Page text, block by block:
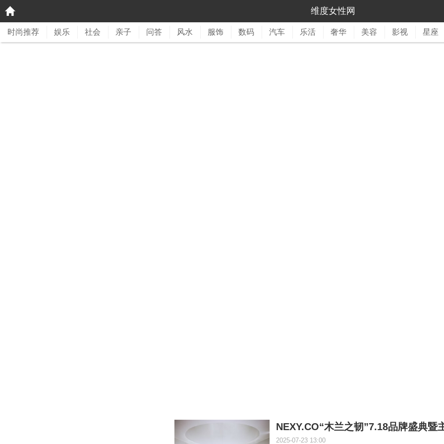
维度女性网
时尚推荐 娱乐 社会 亲子 问答 风水 服饰 数码 汽车 乐活 奢华 美容 影视 星座
NEXY.CO“木兰之韧”7.18品牌盛典暨
2025-07-23 13:00